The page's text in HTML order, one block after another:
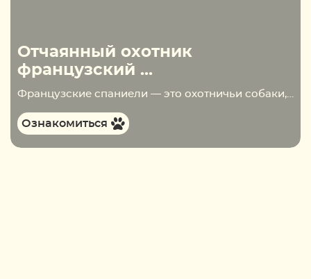
Отчаянный охотник
французский ...
Французские спаниели — это охотничьи собаки, обладающие прекрасным чутьём. Их привлекали к охоте на пернатую дичь. Сегодня порода не так распространена как на пике своего развития. Но это абсолютно не мешает собакам завоёвывать сердца людей и поселяться в их домах….
Ознакомиться